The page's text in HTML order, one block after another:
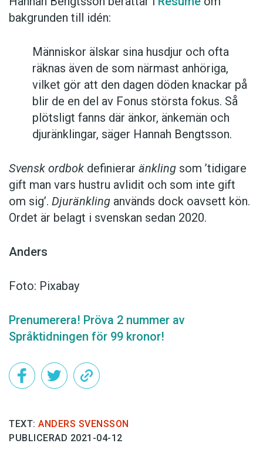
bakgrunden till idén:
Människor älskar sina husdjur och ofta
räknas även de som närmast anhöriga,
vilket gör att den dagen döden knackar på
blir de en del av Fonus största fokus. Så
plötsligt fanns där änkor, änkemän och
djuränklingar, säger Hannah Bengtsson.
Svensk ordbok definierar änkling som ’tidigare
gift man vars hustru av­lidit och som inte gift
om sig’. Djuränkling används dock oavsett kön.
Ordet är belagt i svenskan sedan 2020.
Anders
Foto: Pixabay
Prenumerera! Pröva 2 nummer av
Språktidningen för 99 kronor!
TEXT: ANDERS SVENSSON
PUBLICERAD 2021-04-12